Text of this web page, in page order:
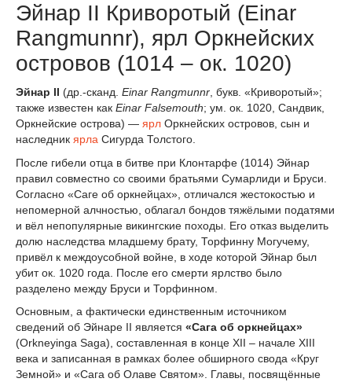
Эйнар II Криворотый (Einar
Rangmunnr), ярл Оркнейских
островов (1014 – ок. 1020)
Эйнар II (др.-сканд. Einar Rangmunnr , букв. «Криворотый»;
также известен как Einar Falsemouth; ум. ок. 1020, Сандвик,
Оркнейские острова) — ярл Оркнейских островов, сын и
наследник ярла Сигурда Толстого.
После гибели отца в битве при Клонтарфе (1014) Эйнар
правил совместно со своими братьями Сумарлиди и Бруси.
Согласно «Саге об оркнейцах», отличался жестокостью и
непомерной алчностью, облагал бондов тяжёлыми податями
и вёл непопулярные викингские походы. Его отказ выделить
долю наследства младшему брату, Торфинну Могучему,
привёл к междоусобной войне, в ходе которой Эйнар был
убит ок. 1020 года. После его смерти ярлство было
разделено между Бруси и Торфинном.
Основным, а фактически единственным источником
сведений об Эйнаре II является «Сага об оркнейцах»
(Orkneyinga Saga), составленная в конце XII – начале XIII
века и записанная в рамках более обширного свода «Круг
Земной» и «Сага об Олаве Святом». Главы, посвящённые